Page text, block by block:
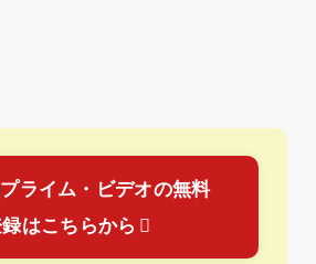
ライム・ビデオの無料
はこちらから